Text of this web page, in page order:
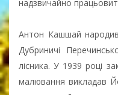
надзвичайно
Антон Кашшай
Дубриничі
лісника. У 1939 році
малювання викладав